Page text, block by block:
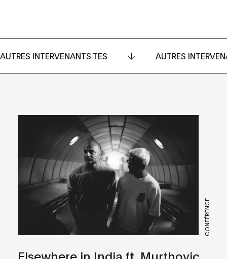
AUTRES INTERVENANTS.TES AUTRES
CONFÉRENCE
Elsewhere in India ft. Murthovic